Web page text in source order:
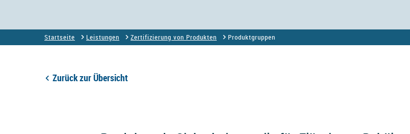
Startseite Leistungen Zertifizierung von Produkten Produktgruppen
Zurück zur Übersicht